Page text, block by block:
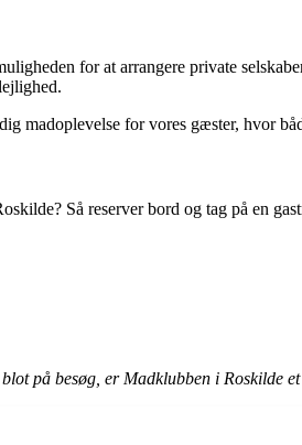
for at arrangere private
madoplevelse for vores gæster, hvor
Så reserver bord og tag på en
på besøg, er Madklubben i Roskilde